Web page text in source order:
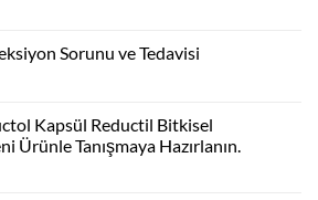
Sorunu ve Tedavisi
Kapsül Reductil Bitkisel
Ürünle Tanışmaya Hazırlanın.